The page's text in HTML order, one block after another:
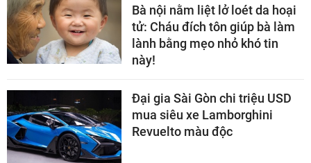
Bà nội nằm liệt lở loét da hoại
tử: Cháu đích tôn giúp bà làm
lành bằng mẹo nhỏ khó tin
này!
Đại gia Sài Gòn chi triệu USD
mua siêu xe Lamborghini
Revuelto màu độc